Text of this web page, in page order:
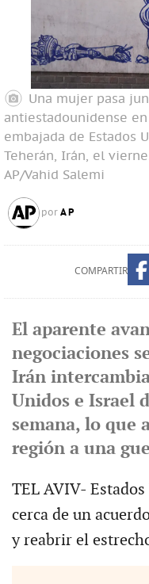
Una mujer pasa
antiestadounidense
embajada de Estados
Teherán, Irán, el
AP/Vahid Salemi
por AP
COMPARTIR
El aparente
negociaciones
Irán
Unidos e Israel
semana, lo que
región a una
TEL AVIV-
cerca de un
y reabrir el